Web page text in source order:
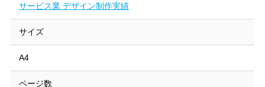
サービス業 デザイン制作実績
サイズ
A4
ページ数